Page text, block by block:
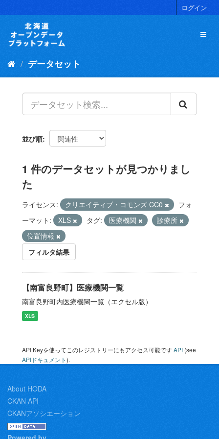
キ
ログイン
データセット
並び順
1 件のデータセットが見つかりまし
た
ライセンス: クリエイティブ・コモンズ CC0
フォ
ーマット:
XLS タグ: 医療機関
診療所
位置情報
フィルタ結果
【南富良野町】医療機関一覧
南富良野町内医療機関一覧（エクセル版）
XLS
API Keyを使ってこのレジストリーにもアクセス可能ですAPI (see
APIドキュメント).
About HODA
CKAN API
CKANアソシエーション